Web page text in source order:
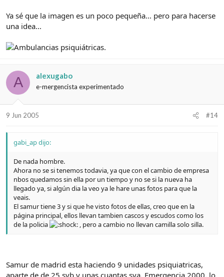
Ya sé que la imagen es un poco pequeña... pero para hacerse
una idea...
A alexugabo
e-mergencista experimentado
9 Jun 2005 #14
gabi_ap dijo:
De nada hombre.
Ahora no se si tenemos todavia, ya que con el cambio de empresa
nbos quedamos sin ella por un tiempo y no se si la nueva ha
llegado ya, si algún dia la veo ya le hare unas fotos para que la
veais.
El samur tiene 3 y si que he visto fotos de ellas, creo que en la
página principal, ellos llevan tambien cascos y escudos como los
de la policia
, pero a cambio no llevan camilla solo silla.
Samur de madrid esta haciendo 9 unidades psiquiatricas,
aparte de de 25 svb y unas cuantas sva. Emergencia 2000. lo